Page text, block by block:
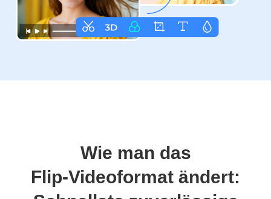
Wie man das
Flip‑Videoformat ändert: